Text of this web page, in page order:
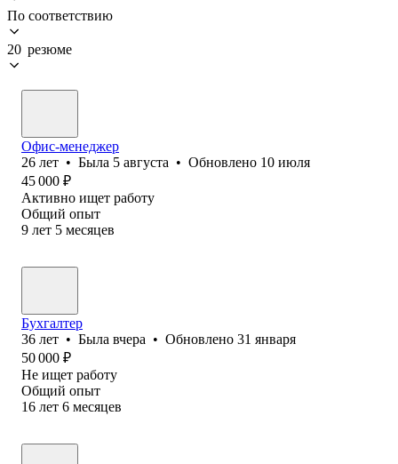
По соответствию
20 резюме
Офис-менеджер
26 лет • Была 5 августа • Обновлено 10 июля
45 000 ₽
Активно ищет работу
Общий опыт
9 лет 5 месяцев
Бухгалтер
36 лет • Была вчера • Обновлено 31 января
50 000 ₽
Не ищет работу
Общий опыт
16 лет 6 месяцев